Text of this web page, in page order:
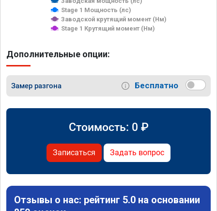
Stage 1 Мощность (лс)
Заводской крутящий момент (Нм)
Stage 1 Крутящий момент (Нм)
Дополнительные опции:
Замер разгона Бесплатно
Стоимость: 0 ₽
Записаться Задать вопрос
Отзывы о нас: рейтинг 5.0 на основании